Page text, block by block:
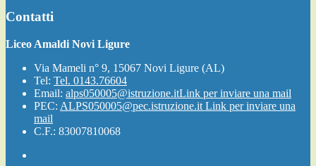
Contatti
Liceo Amaldi Novi Ligure
Via Mameli n° 9, 15067 Novi Ligure (AL)
Tel: Tel. 0143.76604
Email: alps050005@istruzione.itLink per inviare una mail
PEC: ALPS050005@pec.istruzione.it Link per inviare una
mail
C.F.: 83007810068